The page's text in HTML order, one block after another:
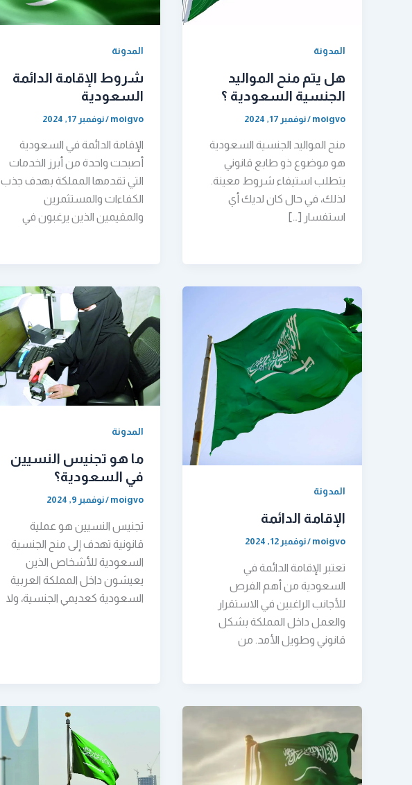
المدونة
هل يتم منح المواليد
الجنسية السعودية ؟
moigvo
/نوفمبر 17, 2024
منح المواليد الجنسية السعودية
هو موضوع ذو طابع قانوني
يتطلب استيفاء شروط معينة.
لذلك، في حال كان لديك أي
استفسار […]
المدونة
شروط الإقامة الدائمة
السعودية
moigvo
/نوفمبر 17, 2024
الإقامة الدائمة في السعودية
أصبحت واحدة من أبرز الخدمات
التي تقدمها المملكة بهدف جذب
الكفاءات والمستثمرين
والمقيمين الذين يرغبون في
المدونة
الإقامة الدائمة
moigvo
/نوفمبر 12, 2024
تعتبر الإقامة الدائمة في
السعودية من أهم الفرص
للأجانب الراغبين في الاستقرار
والعمل داخل المملكة بشكل
قانوني وطويل الأمد. من
المدونة
ما هو تجنيس النسيين
في السعودية؟
moigvo
/نوفمبر 9, 2024
تجنيس النسيين هو عملية
قانونية تهدف إلى منح الجنسية
السعودية للأشخاص الذين
يعيشون داخل المملكة العربية
السعودية كعديمي الجنسية، ولا